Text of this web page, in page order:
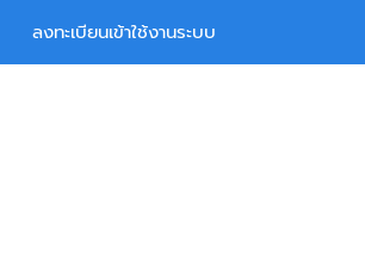
ลงทะเบียนเข้าใช้งานระบบ